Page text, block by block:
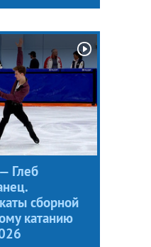
Глеб
сборной
катанию